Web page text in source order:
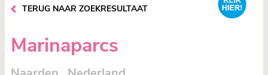
TERUG NAAR ZOEKRESULTAAT
Marinaparcs